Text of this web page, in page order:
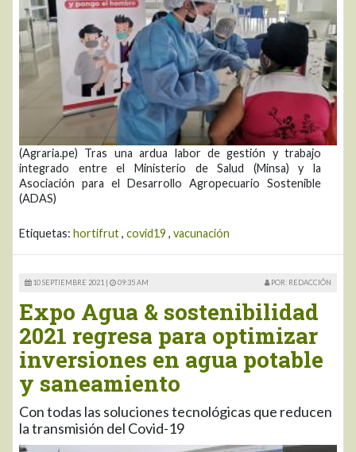
(Agraria.pe) Tras una ardua labor de gestión y trabajo
integrado entre el Ministerio de Salud (Minsa) y la
Asociación para el Desarrollo Agropecuario Sostenible
(ADAS)
Etiquetas: hortifrut, covid19 , vacunación
10 SEPTIEMBRE 2021 | 09:35 AM POR: REDACCIÓN
Expo Agua & sostenibilidad
2021 regresa para optimizar
inversiones en agua potable
y saneamiento
Con todas las soluciones tecnológicas que reducen
la transmisión del Covid-19